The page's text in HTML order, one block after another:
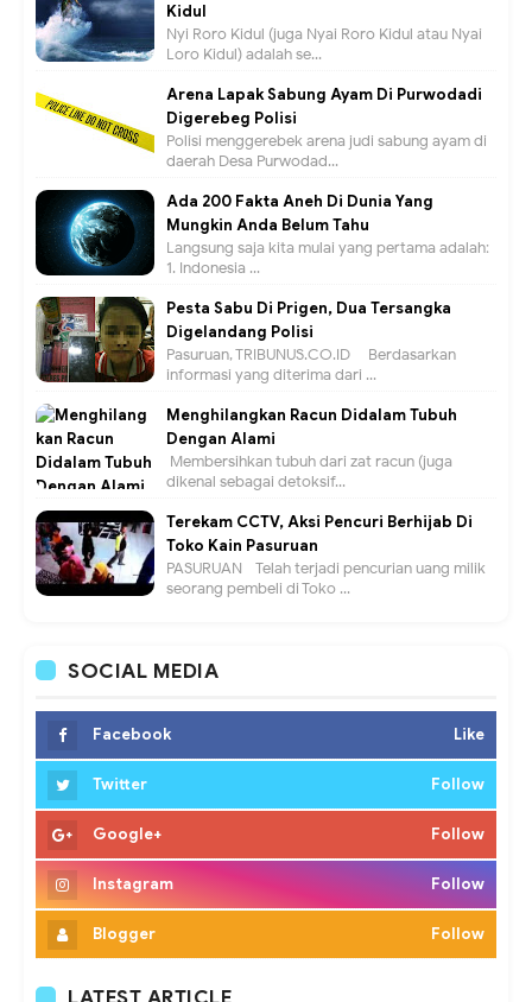
Kidul
Nyi Roro Kidul (juga Nyai Roro Kidul atau Nyai
Loro Kidul) adalah se...
Arena Lapak Sabung Ayam Di Purwodadi
Digerebeg Polisi
Polisi menggerebek arena judi sabung ayam di
daerah Desa Purwodad...
Ada 200 Fakta Aneh Di Dunia Yang
Mungkin Anda Belum Tahu
Langsung saja kita mulai yang pertama adalah:
1. Indonesia ...
Pesta Sabu Di Prigen, Dua Tersangka
Digelandang Polisi
Pasuruan, TRIBUNUS.CO.ID - Berdasarkan
informasi yang diterima dari ...
Menghilangkan Racun Didalam Tubuh
Dengan Alami
Membersihkan tubuh dari zat racun (juga
dikenal sebagai detoksif...
Terekam CCTV, Aksi Pencuri Berhijab Di
Toko Kain Pasuruan
PASURUAN - Telah terjadi pencurian uang milik
seorang pembeli di Toko ...
SOCIAL MEDIA
Facebook Like
Twitter Follow
Google+ Follow
Instagram Follow
Blogger Follow